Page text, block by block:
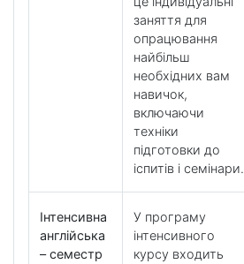
заняття для
опрацювання
найбільш
необхідних вам
навичок,
включаючи
техніки
підготовки до
іспитів і семінари.
Інтенсивна
англійська
– семестр
У програму
інтенсивного
курсу входить